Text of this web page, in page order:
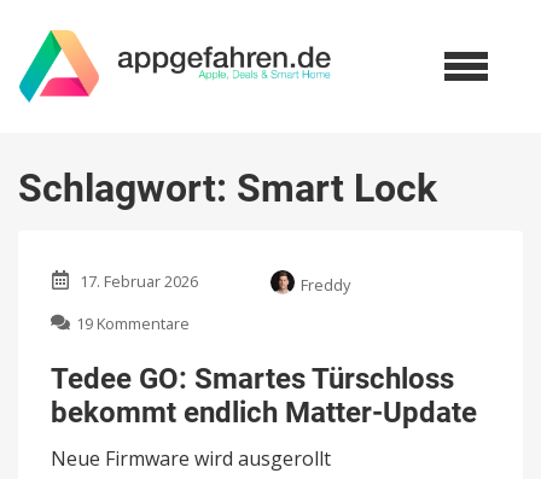
Schlagwort: Smart Lock
17. Februar 2026
Freddy
19 Kommentare
GO:
Smartes
Türschloss
endlich
Tedee GO: Smartes Türschloss
bekommt endlich Matter-Update
Neue Firmware wird ausgerollt